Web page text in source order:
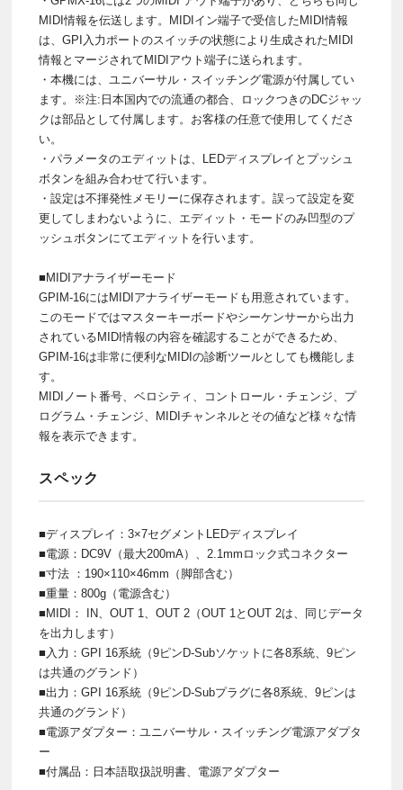
MIDI情報を伝送します。MIDIイン端子で受信したMIDI情報
は、GPI入力ポートのスイッチの状態により生成されたMIDI
情報とマージされてMIDIアウト端子に送られます。
・本機には、ユニバーサル・スイッチング電源が付属してい
ます。※注:日本国内での流通の都合、ロックつきのDCジャッ
クは部品として付属します。お客様の任意で使用してくださ
い。
・パラメータのエディットは、LEDディスプレイとプッシュ
ボタンを組み合わせて行います。
・設定は不揮発性メモリーに保存されます。誤って設定を変
更してしまわないように、エディット・モードのみ凹型のプ
ッシュボタンにてエディットを行います。
■MIDIアナライザーモード
GPIM-16にはMIDIアナライザーモードも用意されています。
このモードではマスターキーボードやシーケンサーから出力
されているMIDI情報の内容を確認することができるため、
GPIM-16は非常に便利なMIDIの診断ツールとしても機能しま
す。
MIDIノート番号、ベロシティ、コントロール・チェンジ、プ
ログラム・チェンジ、MIDIチャンネルとその値など様々な情
報を表示できます。
スペック
■ディスプレイ：3×7セグメントLEDディスプレイ
■電源：DC9V（最大200mA）、2.1mmロック式コネクター
■寸法 ：190×110×46mm（脚部含む）
■重量：800g（電源含む）
■MIDI： IN、OUT 1、OUT 2（OUT 1とOUT 2は、同じデータ
を出力します）
■入力：GPI 16系統（9ピンD-Subソケットに各8系統、9ピン
は共通のグランド）
■出力：GPI 16系統（9ピンD-Subプラグに各8系統、9ピンは
共通のグランド）
■電源アダプター：ユニバーサル・スイッチング電源アダプタ
ー
■付属品：日本語取扱説明書、電源アダプター